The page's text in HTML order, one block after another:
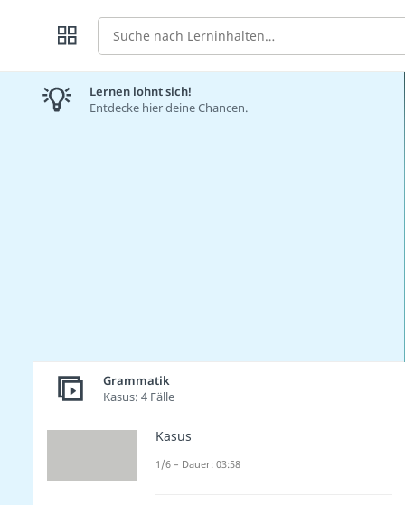
Suche
Lernen lohnt sich!
Entdecke hier deine Chancen.
Grammatik
Kasus: 4 Fälle
Kasus
1/6 – Dauer: 03:58